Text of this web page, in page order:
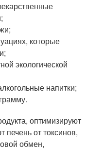
которые
экологической
напитки;
оптимизируют
печень от токсинов,
обмен,